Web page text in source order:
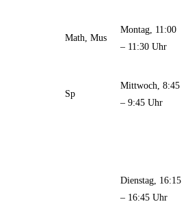
Math, Mus
Montag, 11:00
– 11:30 Uhr
Sp
Mittwoch, 8:45
– 9:45 Uhr
Dienstag, 16:15
– 16:45 Uhr